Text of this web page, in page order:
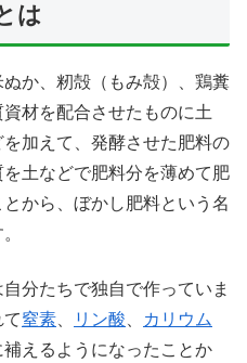
は
か、籾殻（もみ殻）、鶏糞
材を配合させたものに土
を加えて、発酵させた肥料の
土などで肥料分を薄めて肥
から、ぼかし肥料という名
分たちで独自で作っていま
窒素 リン酸
カリウム
補えるようになったことか